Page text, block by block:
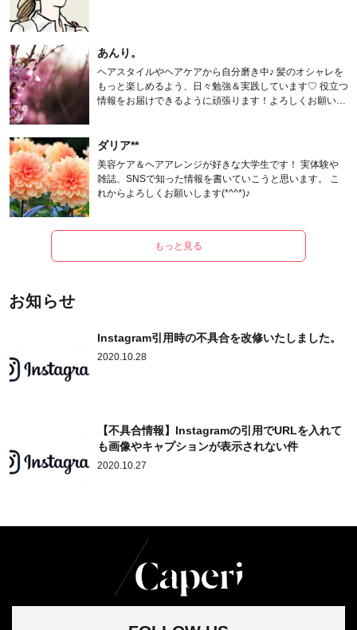
あんり。
ヘアスタイルやヘアケアから自分磨き中♪ 髪のオシャレを
もっと楽しめるよう、日々勉強＆実践しています♡ 役立つ
情報をお届けできるように頑張ります！よろしくお願いし
ダリア**
美容ケア＆ヘアアレンジが好きな大学生です！ 実体験や
雑誌、SNSで知った情報を書いていこうと思います。 こ
れからよろしくお願いします(*^^*)♪
もっと見る
お知らせ
Instagram引用時の不具合を改修いたしました。
2020.10.28
【不具合情報】Instagramの引用でURLを入れて
も画像やキャプションが表示されない件
2020.10.27